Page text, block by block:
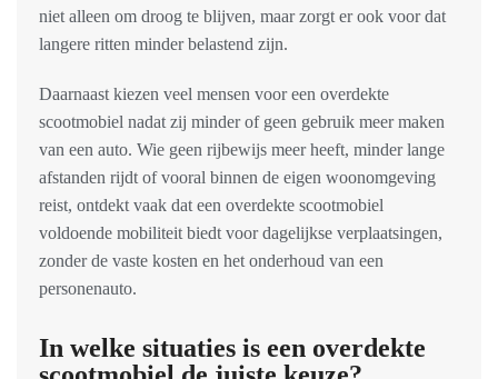
niet alleen om droog te blijven, maar zorgt er ook voor dat
langere ritten minder belastend zijn.
Daarnaast kiezen veel mensen voor een overdekte
scootmobiel nadat zij minder of geen gebruik meer maken
van een auto. Wie geen rijbewijs meer heeft, minder lange
afstanden rijdt of vooral binnen de eigen woonomgeving
reist, ontdekt vaak dat een overdekte scootmobiel
voldoende mobiliteit biedt voor dagelijkse verplaatsingen,
zonder de vaste kosten en het onderhoud van een
personenauto.
In welke situaties is een overdekte